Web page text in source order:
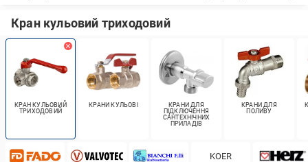
Кран кульовий триходовий
КРАН КУЛЬОВИЙ
ТРИХОДОВИЙ
КРАНИ КУЛЬОВІ
КРАНИ ДЛЯ
ПІДКЛЮЧЕННЯ
САНТЕХНІЧНИХ
ПРИЛАДІВ
КРАНИ ДЛЯ
ПОЛИВУ
KOER